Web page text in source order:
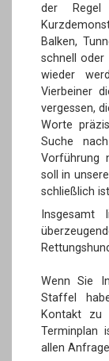
der
Balken,
schnell oder
wieder
Vierbeiner
vergessen,
Worte
Suche
Vorführung
soll in
schließlich
Insgesamt
Wenn Sie
Staffel
Kontakt zu
Terminplan
allen